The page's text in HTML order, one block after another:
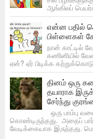
ஆங்கிலப்
என்ன பதில்
பிள்ளைகள்
நான் காட்டில்
கணினியில்
ஏன்? ஏர் பிடிக்க
தினம் ஒரு
தயாராக
சேர்ந்து
ஒரு பாம்பு
கொண்டிருந்தது. அதைப்
வேடிக்கையாக இருந்தது.